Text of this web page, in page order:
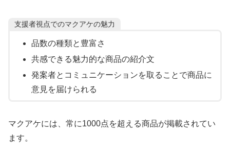
支援者視点でのマクアケの魅力
品数の種類と豊富さ
共感できる魅力的な商品の紹介文
発案者とコミュニケーションを取ることで商品に
意見を届けられる
マクアケには、常に1000点を超える商品が掲載されてい
ます。